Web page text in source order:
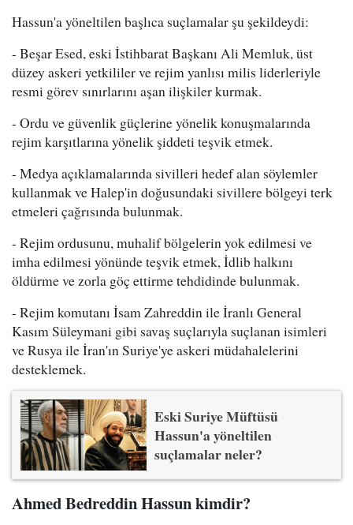
Hassun'a yöneltilen başlıca suçlamalar şu şekildeydi:
- Beşar Esed, eski İstihbarat Başkanı Ali Memluk, üst
düzey askeri yetkililer ve rejim yanlısı milis liderleriyle
resmi görev sınırlarını aşan ilişkiler kurmak.
- Ordu ve güvenlik güçlerine yönelik konuşmalarında
rejim karşıtlarına yönelik şiddeti teşvik etmek.
- Medya açıklamalarında sivilleri hedef alan söylemler
kullanmak ve Halep'in doğusundaki sivillere bölgeyi terk
etmeleri çağrısında bulunmak.
- Rejim ordusunu, muhalif bölgelerin yok edilmesi ve
imha edilmesi yönünde teşvik etmek, İdlib halkını
öldürme ve zorla göç ettirme tehdidinde bulunmak.
- Rejim komutanı İsam Zahreddin ile İranlı General
Kasım Süleymani gibi savaş suçlarıyla suçlanan isimleri
ve Rusya ile İran'ın Suriye'ye askeri müdahalelerini
desteklemek.
Eski Suriye Müftüsü
Hassun'a yöneltilen
suçlamalar neler?
Ahmed Bedreddin Hassun kimdir?